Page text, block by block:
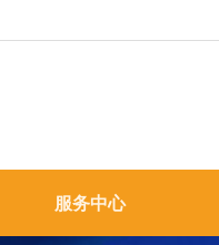
服务中心